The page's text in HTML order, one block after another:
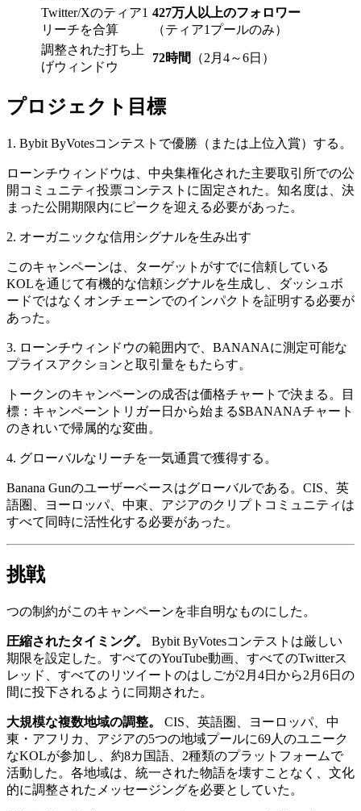
Twitter/Xのティア1
リーチを合算
427万人以上のフォロワー
（ティア1プールのみ）
調整された打ち上
げウィンドウ
72時間 （2月4～6日）
プロジェクト目標
1. Bybit ByVotesコンテストで優勝（または上位入賞）する。
ローンチウィンドウは、中央集権化された主要取引所での公
開コミュニティ投票コンテストに固定された。知名度は、決
まった公開期限内にピークを迎える必要があった。
2. オーガニックな信用シグナルを生み出す
このキャンペーンは、ターゲットがすでに信頼している
KOLを通じて有機的な信頼シグナルを生成し、ダッシュボ
ードではなくオンチェーンでのインパクトを証明する必要が
あった。
3. ローンチウィンドウの範囲内で、BANANAに測定可能な
プライスアクションと取引量をもたらす。
トークンのキャンペーンの成否は価格チャートで決まる。目
標：キャンペーントリガー日から始まる$BANANAチャート
のきれいで帰属的な変曲。
4. グローバルなリーチを一気通貫で獲得する。
Banana Gunのユーザーベースはグローバルである。CIS、英
語圏、ヨーロッパ、中東、アジアのクリプトコミュニティは
すべて同時に活性化する必要があった。
挑戦
つの制約がこのキャンペーンを非自明なものにした。
圧縮されたタイミング。
Bybit ByVotesコンテストは厳しい
期限を設定した。すべてのYouTube動画、すべてのTwitterス
レッド、すべてのリツイートのはしごが2月4日から2月6日の
間に投下されるように同期された。
大規模な複数地域の調整。
CIS、英語圏、ヨーロッパ、中
東・アフリカ、アジアの5つの地域プールに69人のユニーク
なKOLが参加し、約8カ国語、2種類のプラットフォームで
活動した。各地域は、統一された物語を壊すことなく、文化
的に調整されたメッセージングを必要としていた。